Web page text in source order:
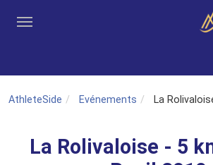
AthleteSide Evénements La
La Rolivaloise - 5